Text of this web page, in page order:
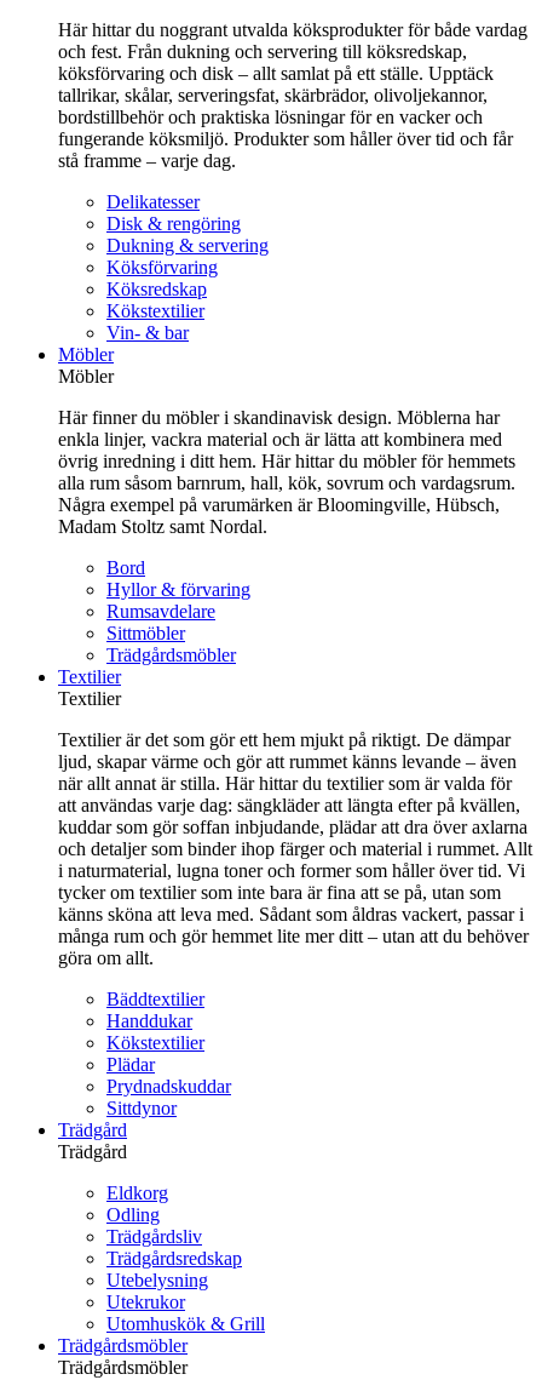
Här hittar du noggrant utvalda köksprodukter för både vardag
och fest. Från dukning och servering till köksredskap,
köksförvaring och disk – allt samlat på ett ställe. Upptäck
tallrikar, skålar, serveringsfat, skärbrädor, olivoljekannor,
bordstillbehör och praktiska lösningar för en vacker och
fungerande köksmiljö. Produkter som håller över tid och får
stå framme – varje dag.
Delikatesser
Disk & rengöring
Dukning & servering
Köksförvaring
Köksredskap
Kökstextilier
Vin- & bar
Möbler
Möbler
Här finner du möbler i skandinavisk design. Möblerna har
enkla linjer, vackra material och är lätta att kombinera med
övrig inredning i ditt hem. Här hittar du möbler för hemmets
alla rum såsom barnrum, hall, kök, sovrum och vardagsrum.
Några exempel på varumärken är Bloomingville, Hübsch,
Madam Stoltz samt Nordal.
Bord
Hyllor & förvaring
Rumsavdelare
Sittmöbler
Trädgårdsmöbler
Textilier
Textilier
Textilier är det som gör ett hem mjukt på riktigt. De dämpar
ljud, skapar värme och gör att rummet känns levande – även
när allt annat är stilla. Här hittar du textilier som är valda för
att användas varje dag: sängkläder att längta efter på kvällen,
kuddar som gör soffan inbjudande, plädar att dra över axlarna
och detaljer som binder ihop färger och material i rummet. Allt
i naturmaterial, lugna toner och former som håller över tid. Vi
tycker om textilier som inte bara är fina att se på, utan som
känns sköna att leva med. Sådant som åldras vackert, passar i
många rum och gör hemmet lite mer ditt – utan att du behöver
göra om allt.
Bäddtextilier
Handdukar
Kökstextilier
Plädar
Prydnadskuddar
Sittdynor
Trädgård
Trädgård
Eldkorg
Odling
Trädgårdsliv
Trädgårdsredskap
Utebelysning
Utekrukor
Utomhuskök & Grill
Trädgårdsmöbler
Trädgårdsmöbler